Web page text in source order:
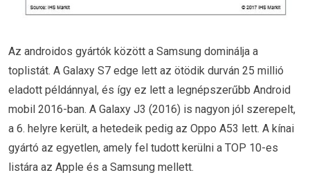
Az androidos gyártók között a Samsung dominálja a
toplistát. A Galaxy S7 edge lett az ötödik durván 25 millió
eladott példánnyal, és így ez lett a legnépszerűbb Android
mobil 2016-ban. A Galaxy J3 (2016) is nagyon jól szerepelt,
a 6. helyre került, a hetedeik pedig az Oppo A53 lett. A kínai
gyártó az egyetlen, amely fel tudott kerülni a TOP 10-es
listára az Apple és a Samsung mellett.